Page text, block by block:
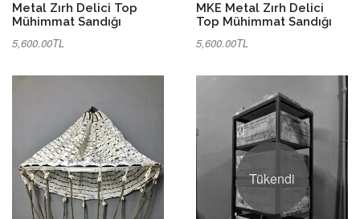
Metal Zırh Delici Top
Mühimmat Sandığı
5,600.00TL
MKE Metal Zırh Delici
Top Mühimmat Sandığı
5,600.00TL
Tükendi